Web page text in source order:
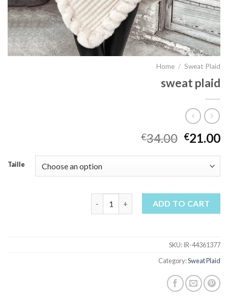
Home / Sweat Plaid
sweat plaid
€34.00 €21.00
Taille
sweat plaid quantityADD TO CART
SKU:IR-44361377
Category:Sweat Plaid